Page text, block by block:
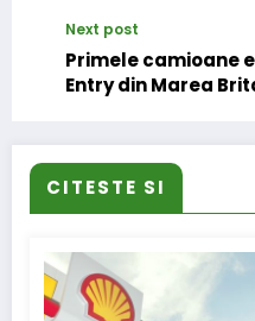
Next post
Primele camioane
Entry din Marea
CITESTE SI